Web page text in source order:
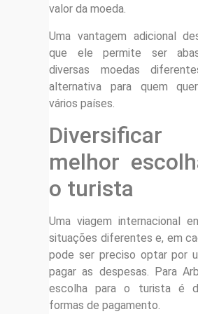
valor da moeda.
Uma vantagem adicional
que ele permite ser
diversas moedas
alternativa para quem
vários países.
melhor
o turista
Uma viagem internacional
situações diferentes e, em
pode ser preciso optar por
pagar as despesas. Para
escolha para o turista é
formas de pagamento.